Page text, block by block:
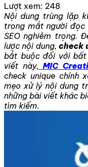
Lượt xem: 248
Nội dung trùng lặp
trong mắt người
SEO nghiêm trọng.
lược nội dung, check
bắt buộc đối với
viết này, MIC
check unique chính
mẹo xử lý nội dung
những bài viết khác
tìm kiếm.